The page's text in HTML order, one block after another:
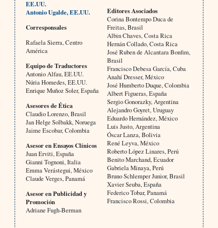
EE.UU.
Antonio Ugalde, EE.UU.
Corresponsales
Rafaela Sierra, Centro
América
Equipo de Traductores
Antonio Alfau, EE.UU.
Núria Homedes, EE.UU.
Enrique Muñoz Soler, España
Asesores de Ética
Claudio Lorenzo, Brasil
Jan Helge Solbakk, Noruega
Jaime Escobar, Colombia
Asesor en Ensayos Clínicos
Juan Erviti, España
Gianni Tognoni, Italia
Emma Verástegui, México
Claude Verges, Panamá
Asesor en Publicidad y
Promoción
Adriane Fugh-Berman
Editores Asociados
Corina Bontempo Duca de
Freitas, Brasil
Albin Chaves, Costa Rica
Hernán Collado, Costa Rica
José Ruben de Alcantara Bonfim,
Brasil
Francisco Debesa García, Cuba
Anahí Dresser, México
José Humberto Duque, Colombia
Albert Figueras, España
Sergio Gonorazky, Argentina
Alejandro Goyret, Uruguay
Eduardo Hernández, México
Luis Justo, Argentina
Óscar Lanza, Bolivia
René Leyva, México
Roberto López Linares, Perú
Benito Marchand, Ecuador
Gabriela Minaya, Perú
Bruno Schlemper Junior, Brasil
Xavier Seuba, España
Federico Tobar, Panamá
Francisco Rossi, Colombia